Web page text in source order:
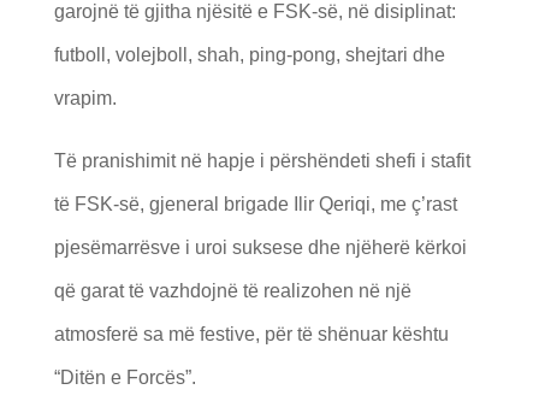
garojnë të gjitha njësitë e FSK-së, në disiplinat:
futboll, volejboll, shah, ping-pong, shejtari dhe
vrapim.
Të pranishimit në hapje i përshëndeti shefi i stafit
të FSK-së, gjeneral brigade Ilir Qeriqi, me ç’rast
pjesëmarrësve i uroi suksese dhe njëherë kërkoi
që garat të vazhdojnë të realizohen në një
atmosferë sa më festive, për të shënuar kështu
“Ditën e Forcës”.